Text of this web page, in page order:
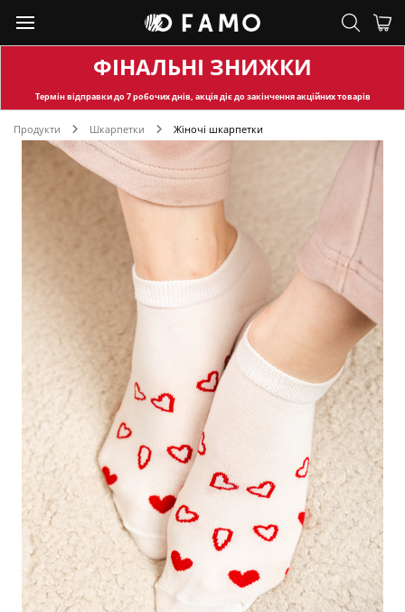
ФІНАЛЬНІ ЗНИЖКИ
Термін відправкидо 7 робочих днів, акція діє до закінчення акційних товарів
Продукти Шкарпетки Жіночі шкарпетки